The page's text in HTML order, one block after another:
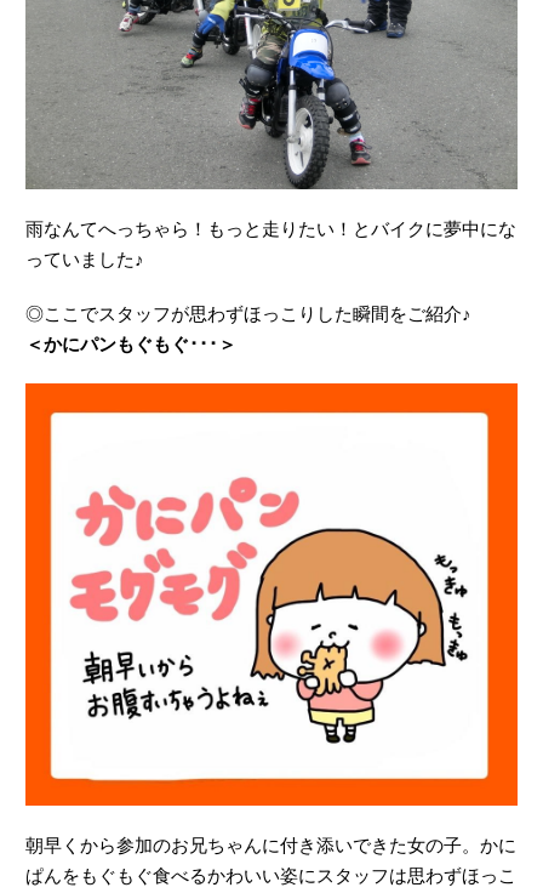
雨なんてへっちゃら！もっと走りたい！とバイクに夢中にな
っていました♪
◎ここでスタッフが思わずほっこりした瞬間をご紹介♪
＜かにパンもぐもぐ･･･＞
朝早くから参加のお兄ちゃんに付き添いできた女の子。かに
ぱんをもぐもぐ食べるかわいい姿にスタッフは思わずほっこ